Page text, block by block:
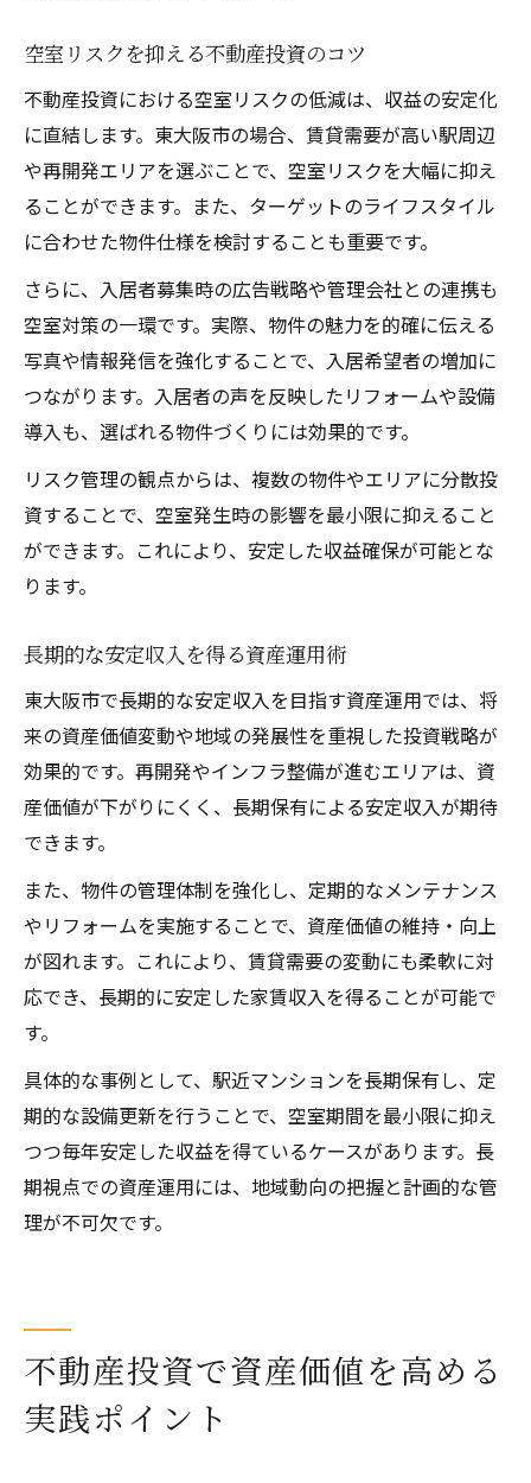
空室リスクを抑える不動産投資のコツ
不動産投資における空室リスクの低減は、収益の安定化
に直結します。東大阪市の場合、賃貸需要が高い駅周辺
や再開発エリアを選ぶことで、空室リスクを大幅に抑え
ることができます。また、ターゲットのライフスタイル
に合わせた物件仕様を検討することも重要です。
さらに、入居者募集時の広告戦略や管理会社との連携も
空室対策の一環です。実際、物件の魅力を的確に伝える
写真や情報発信を強化することで、入居希望者の増加に
つながります。入居者の声を反映したリフォームや設備
導入も、選ばれる物件づくりには効果的です。
リスク管理の観点からは、複数の物件やエリアに分散投
資することで、空室発生時の影響を最小限に抑えること
ができます。これにより、安定した収益確保が可能とな
ります。
長期的な安定収入を得る資産運用術
東大阪市で長期的な安定収入を目指す資産運用では、将
来の資産価値変動や地域の発展性を重視した投資戦略が
効果的です。再開発やインフラ整備が進むエリアは、資
産価値が下がりにくく、長期保有による安定収入が期待
できます。
また、物件の管理体制を強化し、定期的なメンテナンス
やリフォームを実施することで、資産価値の維持・向上
が図れます。これにより、賃貸需要の変動にも柔軟に対
応でき、長期的に安定した家賃収入を得ることが可能で
す。
具体的な事例として、駅近マンションを長期保有し、定
期的な設備更新を行うことで、空室期間を最小限に抑え
つつ毎年安定した収益を得ているケースがあります。長
期視点での資産運用には、地域動向の把握と計画的な管
理が不可欠です。
不動産投資で資産価値を高める
実践ポイント